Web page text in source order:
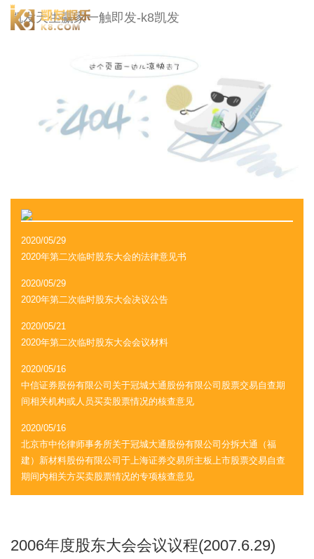
冠城大通-凯发天生赢家一触即发
凯发天生赢家一触即发-k8凯发
2020/05/29
2020年第二次临时股东大会的法律意见书
2020/05/29
2020年第二次临时股东大会决议公告
2020/05/21
2020年第二次临时股东大会会议材料
2020/05/16
中信证券股份有限公司关于冠城大通股份有限公司股票交易自查期
间相关机构或人员买卖股票情况的核查意见
2020/05/16
北京市中伦律师事务所关于冠城大通股份有限公司分拆大通（福
建）新材料股份有限公司于上海证券交易所主板上市股票交易自查
期间内相关方买卖股票情况的专项核查意见
2006年度股东大会会议议程(2007.6.29)